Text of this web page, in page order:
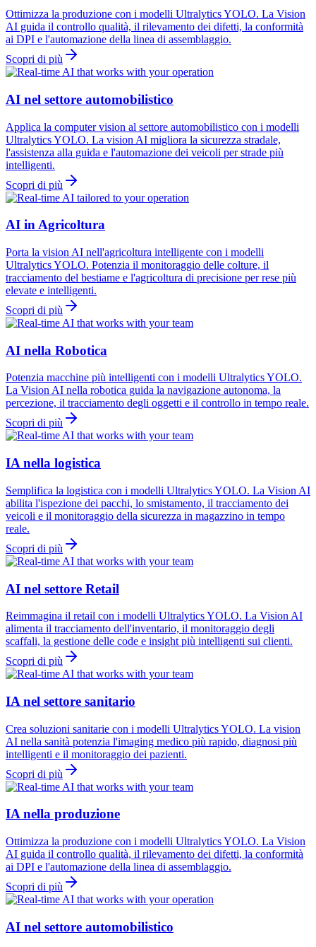
Ottimizza la produzione con i modelli Ultralytics YOLO. La Vision
AI guida il controllo qualità, il rilevamento dei difetti, la conformità
ai DPI e l'automazione della linea di assemblaggio.
Scopri di più
AI nel settore automobilistico
Applica la computer vision al settore automobilistico con i modelli
Ultralytics YOLO. La vision AI migliora la sicurezza stradale,
l'assistenza alla guida e l'automazione dei veicoli per strade più
intelligenti.
Scopri di più
AI in Agricoltura
Porta la vision AI nell'agricoltura intelligente con i modelli
Ultralytics YOLO. Potenzia il monitoraggio delle colture, il
tracciamento del bestiame e l'agricoltura di precisione per rese più
elevate e intelligenti.
Scopri di più
AI nella Robotica
Potenzia macchine più intelligenti con i modelli Ultralytics YOLO.
La Vision AI nella robotica guida la navigazione autonoma, la
percezione, il tracciamento degli oggetti e il controllo in tempo reale.
Scopri di più
IA nella logistica
Semplifica la logistica con i modelli Ultralytics YOLO. La Vision AI
abilita l'ispezione dei pacchi, lo smistamento, il tracciamento dei
veicoli e il monitoraggio della sicurezza in magazzino in tempo
reale.
Scopri di più
AI nel settore Retail
Reimmagina il retail con i modelli Ultralytics YOLO. La Vision AI
alimenta il tracciamento dell'inventario, il monitoraggio degli
scaffali, la gestione delle code e insight più intelligenti sui clienti.
Scopri di più
IA nel settore sanitario
Crea soluzioni sanitarie con i modelli Ultralytics YOLO. La vision
AI nella sanità potenzia l'imaging medico più rapido, diagnosi più
intelligenti e il monitoraggio dei pazienti.
Scopri di più
IA nella produzione
Ottimizza la produzione con i modelli Ultralytics YOLO. La Vision
AI guida il controllo qualità, il rilevamento dei difetti, la conformità
ai DPI e l'automazione della linea di assemblaggio.
Scopri di più
AI nel settore automobilistico